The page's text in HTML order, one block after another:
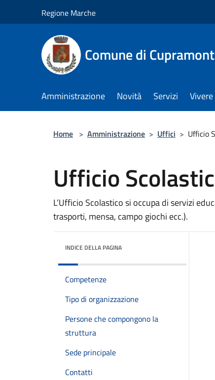
Regione Marche
Comune di
Amministrazione Novità Servizi
Home > Amministrazione > Uffici > Ufficio
Ufficio
L’Ufficio Scolastico si occupa di servizi
trasporti, mensa, campo giochi ecc.).
INDICE DELLA PAGINA
Competenze
Tipo di organizzazione
Persone che compongono la
struttura
Sede principale
Contatti